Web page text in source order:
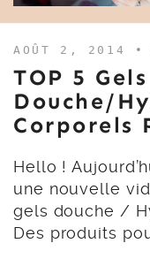
AOÛT 2, 2014 •
TOP 5 Gels
Douche/
Corporels
Hello !
une nouvelle
gels douche /
Des produits